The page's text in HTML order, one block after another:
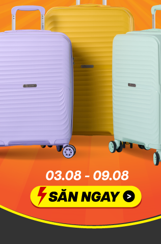
thích du lịch tự túc thì xe máy sẽ là lựa
. Bạn nên bắt đầu xuất phát từ trung
Bạn có thể tham khảo hướng dẫn
đây.